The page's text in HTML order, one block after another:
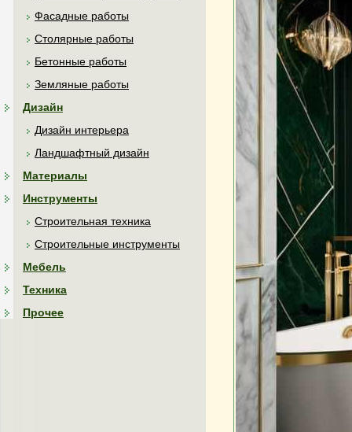
Фасадные работы
Столярные работы
Бетонные работы
Земляные работы
Дизайн
Дизайн интерьера
Ландшафтный дизайн
Материалы
Инструменты
Строительная техника
Строительные инструменты
Мебель
Техника
Прочее